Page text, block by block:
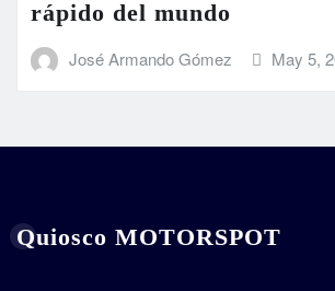
rápido del mundo
José Armando Gómez May 5,
Quiosco MOTORSPOT